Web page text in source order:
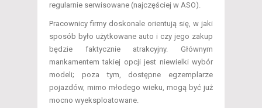
regularnie serwisowane (najczęściej w ASO).
Pracownicy firmy doskonale orientują się, w jaki
sposób było użytkowane auto i czy jego zakup
będzie faktycznie atrakcyjny. Głównym
mankamentem takiej opcji jest niewielki wybór
modeli; poza tym, dostępne egzemplarze
pojazdów, mimo młodego wieku, mogą być już
mocno wyeksploatowane.